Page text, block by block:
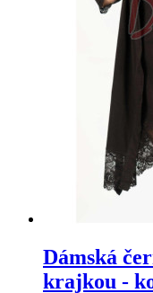
Dámská
krajkou -